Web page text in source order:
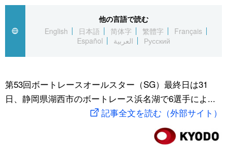
Русский
経済・ビジネス
国際
文化
トップ
アーカイブ
In-depth
Japan Data
動画/Live
スポーツ・東京2020
他の言語で読む
English
日本語 简体字 繁體字
Français
Español
العربية Русский
第53回ボートレースオールスター（SG）最終日は31
日、静岡県湖西市のボートレース浜名湖で6選手によ...
記事全文を読む（外部サイト）